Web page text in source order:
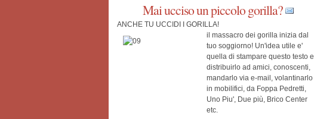
Mai ucciso un piccolo gorilla?
ANCHE TU UCCIDI I GORILLA!
il massacro dei gorilla inizia dal
tuo soggiorno! Un'idea utile e'
quella di stampare questo testo e
distribuirlo ad amici, conoscenti,
mandarlo via e-mail, volantinarlo
in mobilifici, da Foppa Pedretti,
Uno Piu', Due più, Brico Center
etc.